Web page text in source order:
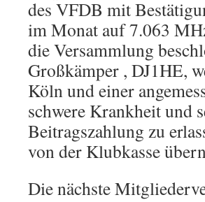
des VFDB mit
im Monat auf 7.063
die Versammlung
Großkämper , DJ1HE,
Köln und einer
schwere Krankheit und
Beitragszahlung zu
von der Klubkasse
Die nächste